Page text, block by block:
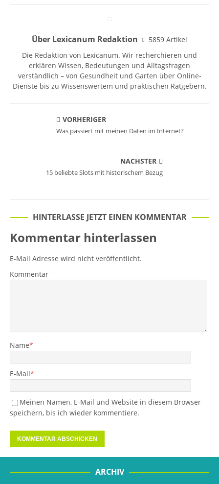
Über Lexicanum Redaktion
5859 Artikel
Die Redaktion von Lexicanum. Wir recherchieren und
erklären Wissen, Bedeutungen und Alltagsfragen
verständlich – von Gesundheit und Garten über Online-
Dienste bis zu Wissenswertem und praktischen Ratgebern.
VORHERIGER
Was passiert mit meinen Daten im Internet?
NÄCHSTER
15 beliebte Slots mit historischem Bezug
HINTERLASSE JETZT EINEN KOMMENTAR
Kommentar hinterlassen
E-Mail Adresse wird nicht veröffentlicht.
Kommentar
Name*
E-Mail*
Meinen Namen, E-Mail und Website in diesem Browser
speichern, bis ich wieder kommentiere.
ARCHIV